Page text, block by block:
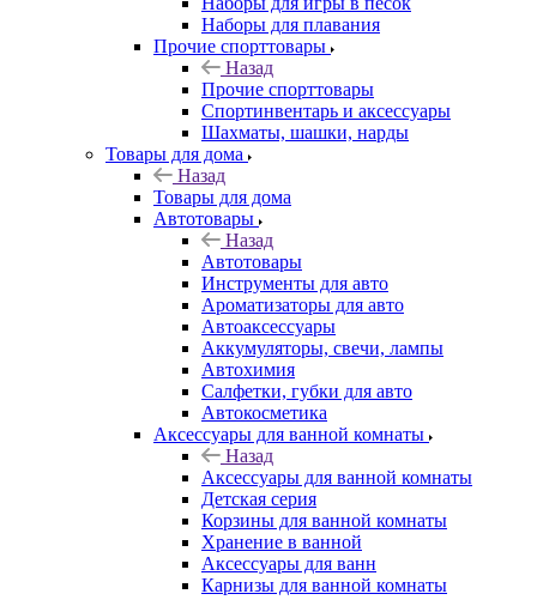
Наборы для плавания
Прочие спорттовары
Назад
Прочие спорттовары
Спортинвентарь и аксессуары
Шахматы, шашки, нарды
Товары для дома
Назад
Товары для дома
Автотовары
Назад
Автотовары
Инструменты для авто
Ароматизаторы для авто
Автоаксессуары
Аккумуляторы, свечи, лампы
Автохимия
Салфетки, губки для авто
Автокосметика
Аксессуары для ванной комнаты
Назад
Аксессуары для ванной комнаты
Детская серия
Корзины для ванной комнаты
Хранение в ванной
Аксессуары для ванн
Карнизы для ванной комнаты